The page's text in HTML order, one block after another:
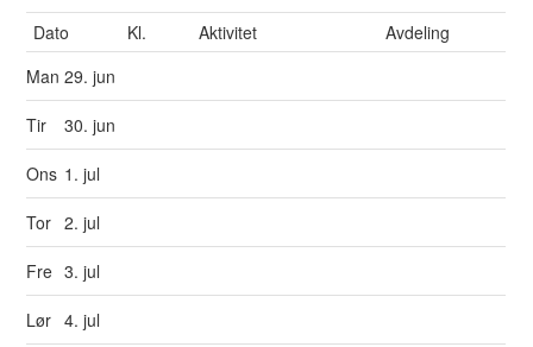
Dato Kl. Aktivitet
Avdeling
Man29. jun
Tir 30. jun
Ons 1. jul
Tor 2. jul
Fre 3. jul
Lør 4. jul